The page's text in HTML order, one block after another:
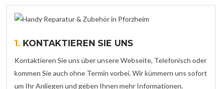
1. KONTAKTIEREN SIE UNS
Kontaktieren Sie uns über unsere Webseite, Telefonisch oder
kommen Sie auch ohne Termin vorbei. Wir kümmern uns sofort
um Ihr Anliegen und geben Ihnen mehr Informationen.